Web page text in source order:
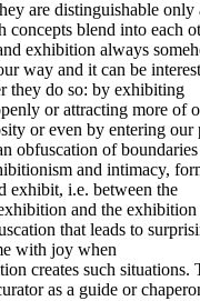
are distinguishable only
concepts blend into each
exhibition always
way and it can be
they do so: by exhibiting
or attracting more of
or even by entering our
obfuscation of
and intimacy,
exhibit, i.e. between the
and the
that leads to
with joy when
creates such situations.
as a guide or